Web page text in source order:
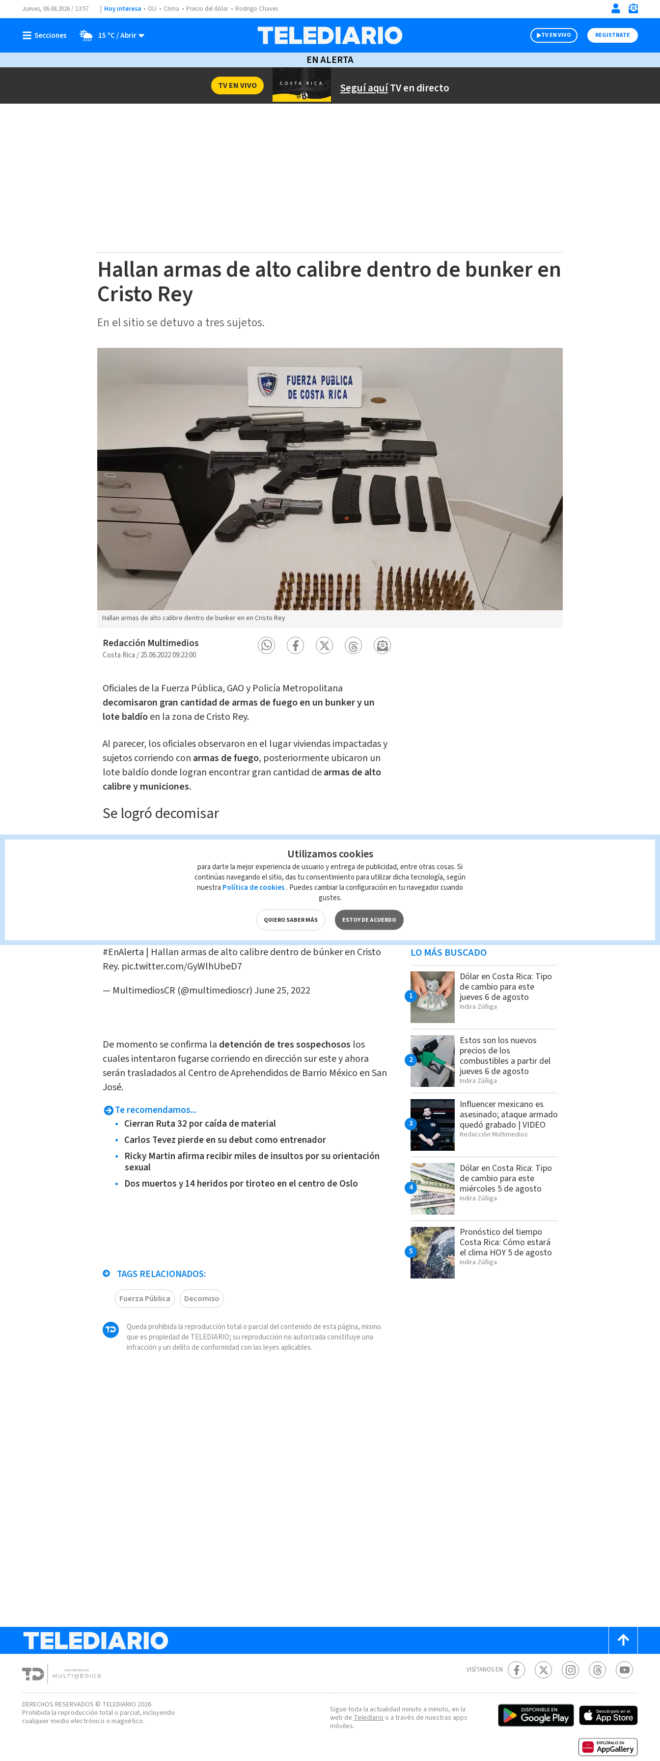
Jueves, 06.08.2026 / 13:57 Hoy interesa OIJ Clima Precio del dólar Rodrigo Chaves
15 ºC TV EN VIVO REGISTRATE
EN ALERTA
Seguí aquíTV en directo
TV EN VIVO
Hallan armas de alto calibre dentro de bunker en
Cristo Rey
En el sitio se detuvo a tres sujetos.
Hallan armas de alto calibre dentro de bunker en en Cristo Rey
Redacción Multimedios
Costa Rica/25.06.2022 09:22:00
Oficiales de la Fuerza Pública, GAO y Policía Metropolitana
decomisaron gran cantidad de armas de fuego en un bunker y un
lote baldíoen la zona de Cristo Rey.
Al parecer, los oficiales observaron en el lugar viviendas impactadas y
sujetos corriendo con armas de fuego, posteriormente ubicaron un
lote baldío donde logran encontrar gran cantidad dearmas de alto
calibre y municiones.
Se logró decomisar
Un fusil AR15
Dos pistolas calibre 9mm
Un revolver calibre 38
#EnAlerta | Hallan armas de alto calibre dentro de búnker en Cristo
Rey. pic.twitter.com/GyWlhUbeD7
— MultimediosCR (@multimedioscr)June 25, 2022
De momento se confirma la detención de tres sospechosos los
cuales intentaron fugarse corriendo en dirección sur este y ahora
serán trasladados al Centro de Aprehendidos de Barrio México en San
José.
Te recomendamos...
Cierran Ruta 32 por caída de material
Carlos Tevez pierde en su debut como entrenador
Ricky Martin afirma recibir miles de insultos por su orientación
sexual
Dos muertos y 14 heridos por tiroteo en el centro de Oslo
TAGS RELACIONADOS:
Fuerza Pública Decomiso
Queda prohibida la reproducción total o parcial del contenido de esta página, mismo
que es propiedad de TELEDIARIO; su reproducción no autorizada constituye una
infracción y un delito de conformidad con las leyes aplicables.
LO MÁS BUSCADO
Dólar en Costa Rica: Tipo
de cambio para este
jueves 6 de agosto
Indira Zúñiga
Estos son los nuevos
precios de los
combustibles a partir del
jueves 6 de agosto
Indira Zúñiga
Influencer mexicano es
asesinado; ataque armado
quedó grabado | VIDEO
Redacción Multimedios
Dólar en Costa Rica: Tipo
de cambio para este
miércoles 5 de agosto
Indira Zúñiga
Pronóstico del tiempo
Costa Rica: Cómo estará
el clima HOY 5 de agosto
Indira Zúñiga
DERECHOS RESERVADOS © TELEDIARIO 2026
Prohibida la reproducción total o parcial, incluyendo
cualquier medio electrónico o magnético.
VISÍTANOS EN
Sigue toda la actualidad minuto a minuto, en la
web de Telediario o a través de nuestras apps
móviles.
Utilizamos cookies
para darte la mejor experiencia de usuario y entrega de publicidad, entre otras cosas. Si
continúas navegando el sitio, das tu consentimiento para utilizar dicha tecnología, según
nuestra Política de cookies . Puedes cambiar la configuración en tu navegador cuando
gustes.
QUIERO SABER MÁS ESTOY DE ACUERDO